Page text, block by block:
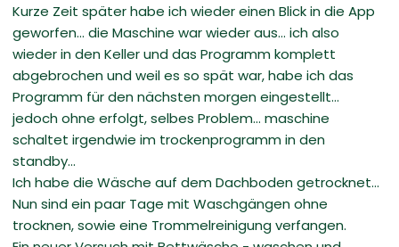
Kurze Zeit später habe ich wieder einen Blick in die App
geworfen... die Maschine war wieder aus... ich also
wieder in den Keller und das Programm komplett
abgebrochen und weil es so spät war, habe ich das
Programm für den nächsten morgen eingestellt...
jedoch ohne erfolgt, selbes Problem... maschine
schaltet irgendwie im trockenprogramm in den
standby...
Ich habe die Wäsche auf dem Dachboden getrocknet...
Nun sind ein paar Tage mit Waschgängen ohne
trocknen, sowie eine Trommelreinigung verfangen.